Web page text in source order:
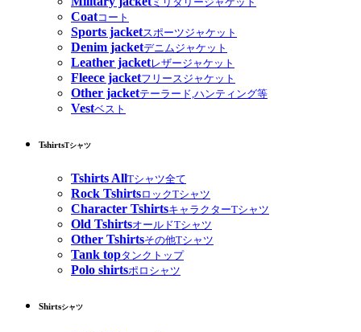
Coatコート
Sports jacketスポーツジャケット
Denim jacketデニムジャケット
Leather jacketレザージャケット
Fleece jacketフリースジャケット
Other jacketテーラード,ハンティング等
Vestベスト
TshirtsTシャツ
Tshirts AllTシャツ全て
Rock TshirtsロックTシャツ
Character TshirtsキャラクターTシャツ
Old TshirtsオールドTシャツ
Other Tshirtsその他Tシャツ
Tank topタンクトップ
Polo shirtsポロシャツ
Shirtsシャツ